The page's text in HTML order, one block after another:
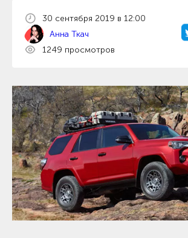
30 сентября 2019 в 12:00
Анна Ткач
1249 просмотров